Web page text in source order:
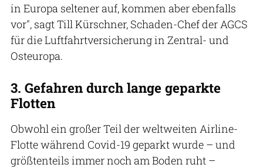
in Europa seltener auf, kommen aber ebenfalls
vor", sagt Till Kürschner, Schaden-Chef der AGCS
für die Luftfahrtversicherung in Zentral- und
Osteuropa.
3. Gefahren durch lange geparkte
Flotten
Obwohl ein großer Teil der weltweiten Airline-
Flotte während Covid-19 geparkt wurde – und
größtenteils immer noch am Boden ruht –